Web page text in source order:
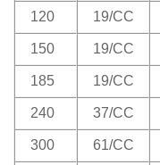
120 19/CC
150 19/CC
185 19/CC
240 37/CC
300 61/CC